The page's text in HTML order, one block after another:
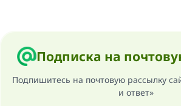
Подписка на
Подпишитесь на почтовую рассылку
и ответ»